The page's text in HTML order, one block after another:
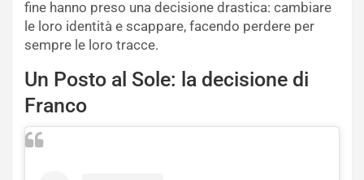
fine hanno preso una decisione drastica: cambiare
le loro identità e scappare, facendo perdere per
sempre le loro tracce.
Un Posto al Sole: la decisione di
Franco